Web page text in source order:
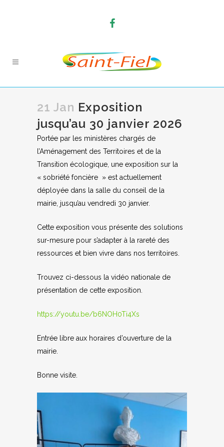
21 Jan Exposition
jusqu’au 30 janvier 2026
Portée par les ministères chargés de
l’Aménagement des Territoires et de la
Transition écologique, une exposition sur la
« sobriété foncière » est actuellement
déployée dans la salle du conseil de la
mairie, jusqu’au vendredi 30 janvier.
Cette exposition vous présente des solutions
sur-mesure pour s’adapter à la rareté des
ressources et bien vivre dans nos territoires.
Trouvez ci-dessous la vidéo nationale de
présentation de cette exposition.
https://youtu.be/b6NOH0Ti4Xs
Entrée libre aux horaires d’ouverture de la
mairie.
Bonne visite.